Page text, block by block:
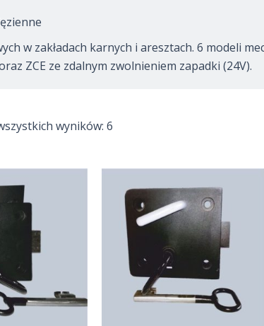
w zakładach karnych i aresztach. 6 modeli
ZCE ze zdalnym zwolnieniem zapadki (24V).
wyników: 6